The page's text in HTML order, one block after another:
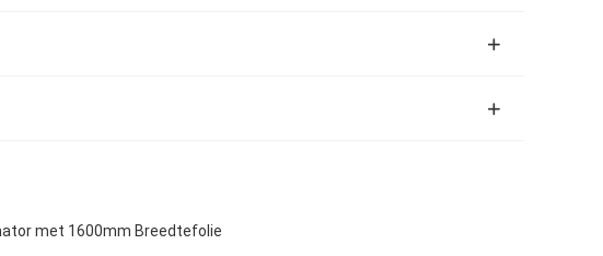
met 1600mm Breedtefolie